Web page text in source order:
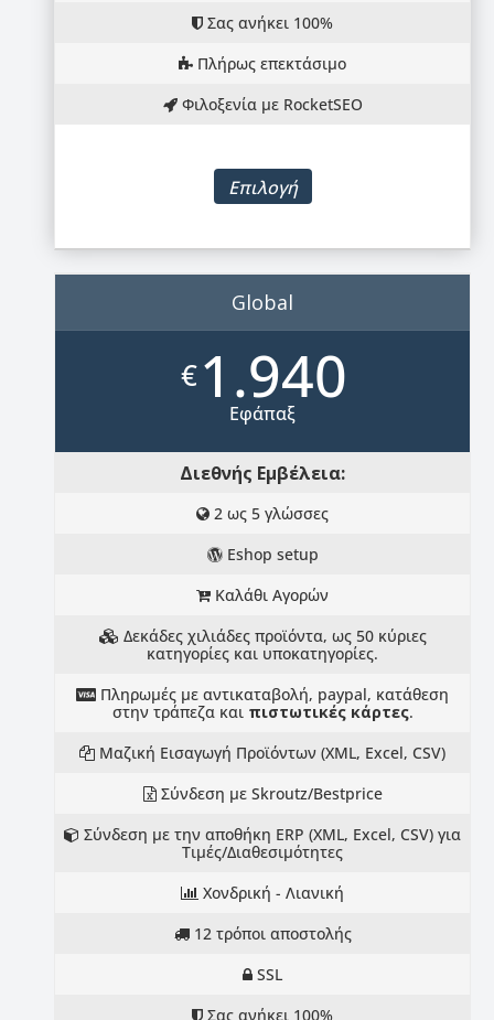
Σας ανήκει 100%
Πλήρως επεκτάσιμο
Φιλοξενία με RocketSEO
Επιλογή
Global
€1.940
Εφάπαξ
Διεθνής Εμβέλεια:
2 ως 5 γλώσσες
Eshop setup
Καλάθι Αγορών
Δεκάδες χιλιάδες προϊόντα, ως 50 κύριες
κατηγορίες και υποκατηγορίες.
Πληρωμές με αντικαταβολή, paypal, κατάθεση
στην τράπεζα και πιστωτικές κάρτες.
Μαζική Εισαγωγή Προϊόντων (XML, Excel, CSV)
Σύνδεση με Skroutz/Bestprice
Σύνδεση με την αποθήκη ERP (XML, Excel, CSV) για
Τιμές/Διαθεσιμότητες
Χονδρική - Λιανική
12 τρόποι αποστολής
SSL
Σας ανήκει 100%